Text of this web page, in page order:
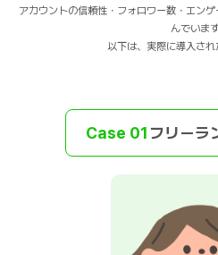
アカウントの信頼性・フォロワー数・エン
んでいます
以下は、実際に導入され
Case 01 フリーラ